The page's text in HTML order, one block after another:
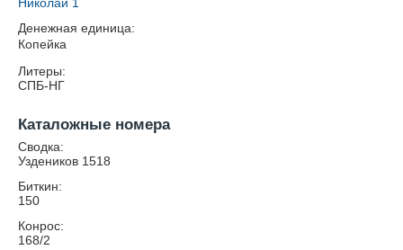
Денежная единица:
Копейка
Литеры:
СПБ-НГ
Каталожные номера
Сводка:
Уздеников 1518
Биткин:
150
Конрос:
168/2